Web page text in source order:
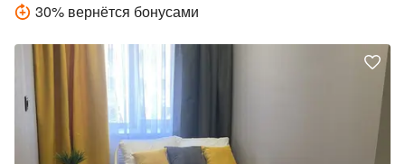
30% вернётся бонусами